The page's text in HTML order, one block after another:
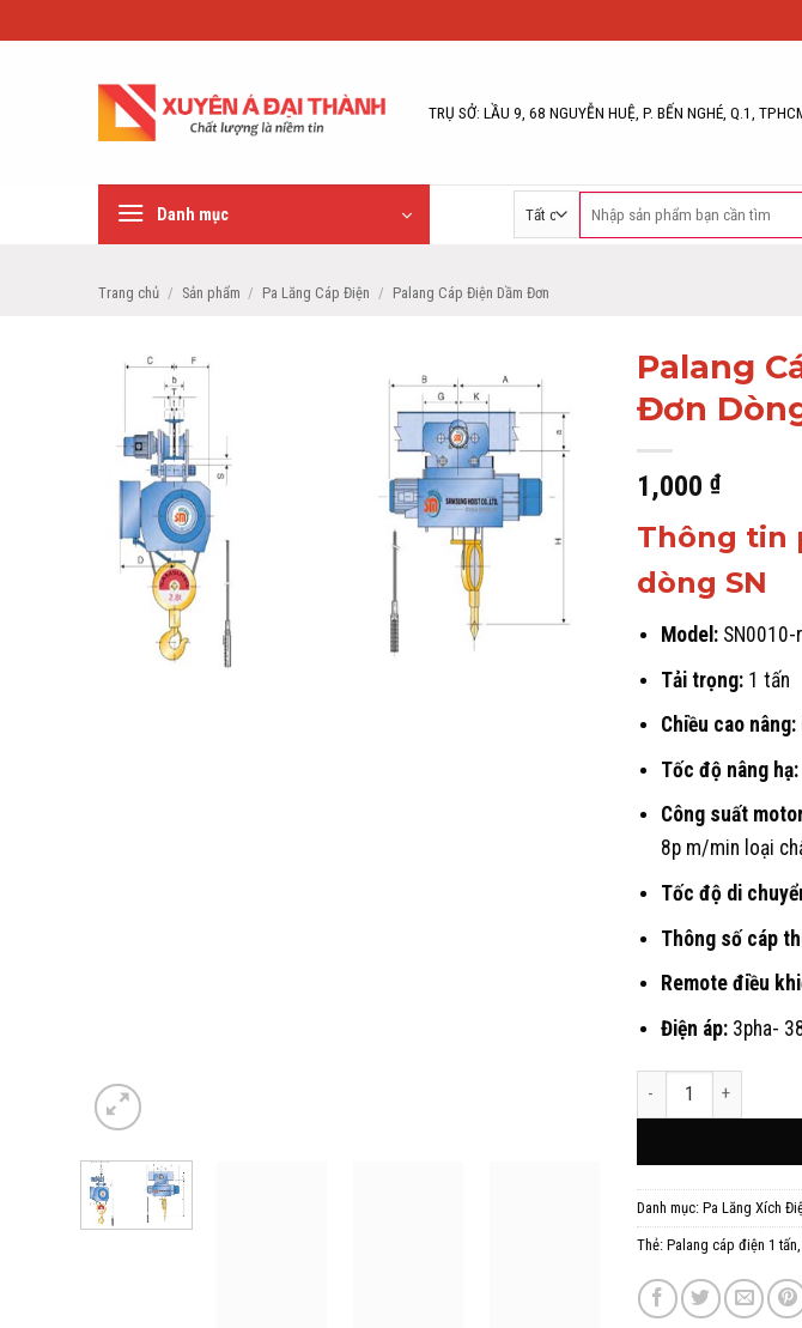
qua
TRỤ SỞ: LẦU 9, 68 NGUYỄN HUỆ, P. BẾN NGHÉ, Q.1,
Danh mục
kiếm:
Trang chủ / Sản phẩm / Pa Lăng Cáp Điện / Palang Cáp Điện Dầm Đơn
Palang
Đơn
1,000 ₫
Thông tin
dòng SN
Model: SN0010-
Tải trọng: 1 tấn
Chiều cao nâng:
Tốc độ nâng hạ:
Công suất
8p m/min loại
Tốc độ di
Thông số cáp
Remote điều
Điện áp: 3pha-
Palang Cáp Điện 1
Danh mục: Pa Lăng Xích
Thẻ: Palang cáp điện 1 tấn,